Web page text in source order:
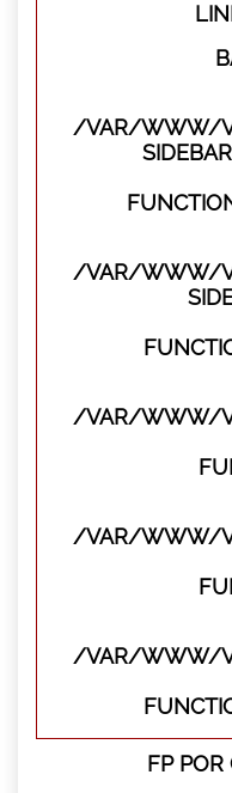
/VAR/WWW/
/VAR/WWW/
/VAR/WWW/
/VAR/WWW/
/VAR/WWW/
FP